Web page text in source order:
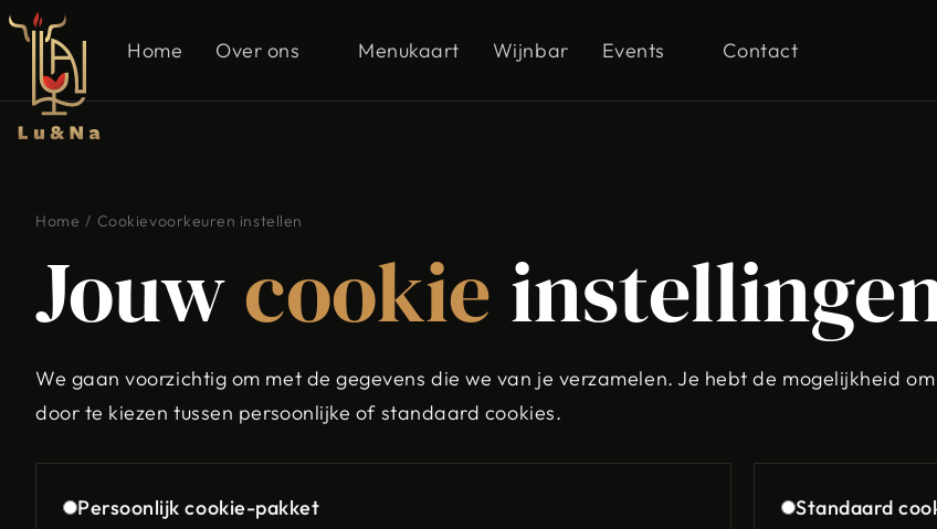
Home Over ons Menukaart Wijnbar Events Contact
Home / Cookievoorkeuren instellen
Jouwcookie
We gaan voorzichtig om met de gegevens die we van je verzamelen. Je hebt de mogelijkheid
door te kiezen tussen persoonlijke of standaard cookies.
Persoonlijk cookie-pakket Standaard